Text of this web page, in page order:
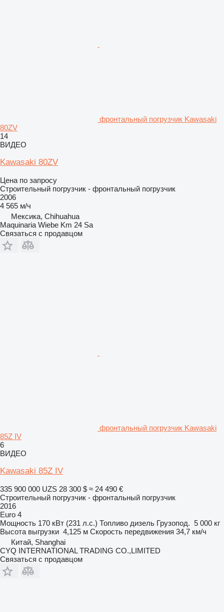
фронтальный погрузчик Kawasaki
80ZV
14
ВИДЕО
Kawasaki 80ZV
Цена по запросу
Строительный погрузчик - фронтальный погрузчик
2006
4 565 м/ч
Мексика, Chihuahua
Maquinaria Wiebe Km 24 Sa
Связаться с продавцом
фронтальный погрузчик Kawasaki
85Z IV
6
ВИДЕО
Kawasaki 85Z IV
335 900 000 UZS 28 300 $ ≈ 24 490 €
Строительный погрузчик - фронтальный погрузчик
2016
Euro 4
Мощность 170 кВт (231 л.с.) Топливо дизель Грузопод. 5 000 кг
Высота выгрузки 4,125 м Скорость передвижения 34,7 км/ч
Китай, Shanghai
CYQ INTERNATIONAL TRADING CO.,LIMITED
Связаться с продавцом